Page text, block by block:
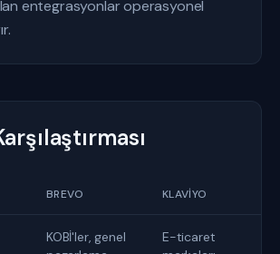
entegrasyonlar operasyonel
BREVO KLAVIYO
KOBİ'ler, genel
E-ticaret